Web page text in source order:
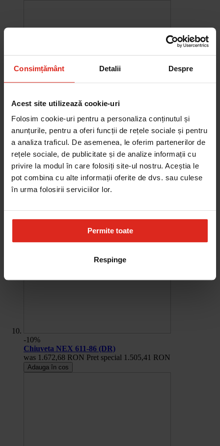
Consimțământ Detalii Despre
Acest site utilizează cookie-uri
Folosim cookie-uri pentru a personaliza conținutul și
anunțurile, pentru a oferi funcții de rețele sociale și pentru
a analiza traficul. De asemenea, le oferim partenerilor de
rețele sociale, de publicitate și de analize informații cu
privire la modul în care folosiți site-ul nostru. Aceștia le
pot combina cu alte informații oferite de dvs. sau culese
în urma folosirii serviciilor lor.
Permite toate
Respinge
-10%
Chiuveta Maris MRG 610-60
was 2.578,27 RON Pret special 2.320,44 RON
Adauga în cos
-10%
Chiuveta NEX 611-86 (DR)
was 1.672,68 RON Pret special 1.505,41 RON
Adauga în cos